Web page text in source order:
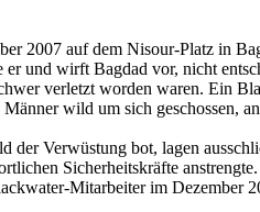
2007 auf dem Nisour-Platz in
und wirft Bagdad vor, nicht
verletzt worden waren. Ein
wild um sich geschossen,
Verwüstung bot, lagen
Sicherheitskräfte
Mitarbeiter im